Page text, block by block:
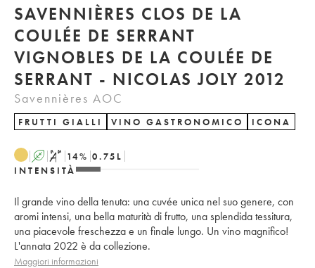
SAVENNIÈRES CLOS DE LA
COULÉE DE SERRANT
VIGNOBLES DE LA COULÉE DE
SERRANT - NICOLAS JOLY 2012
Savennières AOC
FRUTTI GIALLI VINO GASTRONOMICO ICONA
A S 14% 0.75 L
INTENSITÀ
Il grande vino della tenuta: una cuvée unica nel suo genere, con
aromi intensi, una bella maturità di frutto, una splendida tessitura,
una piacevole freschezza e un finale lungo. Un vino magnifico!
L'annata 2022 è da collezione.
Maggiori informazioni